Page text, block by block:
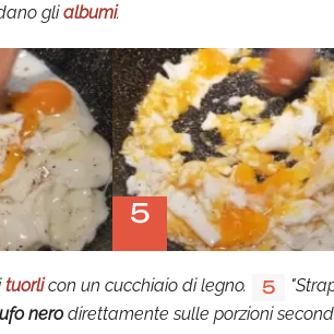
glialbumi.
5
tuorlicon un cucchiaio di legno. 5
nerodirettamente sulle porzioni